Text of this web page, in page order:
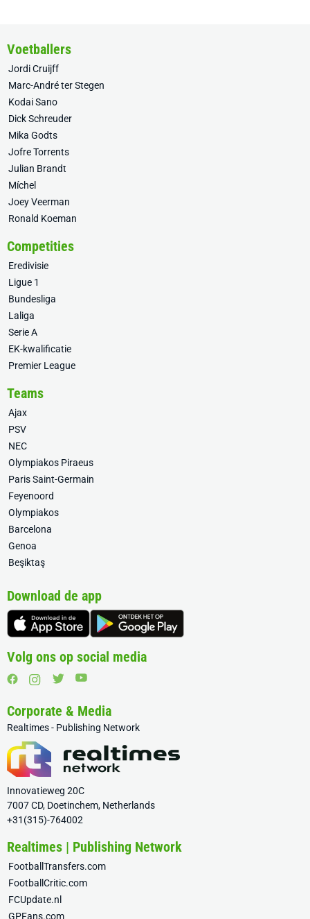
Voetballers
Jordi Cruijff
Marc-André ter Stegen
Kodai Sano
Dick Schreuder
Mika Godts
Jofre Torrents
Julian Brandt
Míchel
Joey Veerman
Ronald Koeman
Competities
Eredivisie
Ligue 1
Bundesliga
Laliga
Serie A
EK-kwalificatie
Premier League
Teams
Ajax
PSV
NEC
Olympiakos Piraeus
Paris Saint-Germain
Feyenoord
Olympiakos
Barcelona
Genoa
Beşiktaş
Download de app
Volg ons op social media
Corporate & Media
Realtimes - Publishing Network
Innovatieweg 20C
7007 CD, Doetinchem, Netherlands
+31(315)-764002
Realtimes | Publishing Network
FootballTransfers.com
FootballCritic.com
FCUpdate.nl
GPFans.com